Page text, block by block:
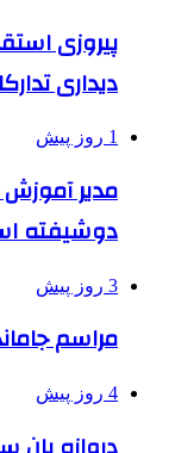
پیروزی
دیداری
1 روز پیش
دوشیفته
3 روز پیش
مراسم
4 روز پیش